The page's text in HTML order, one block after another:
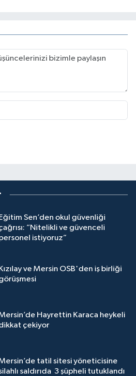
Sen’den okul güvenliği
“Nitelikli ve güvenceli
istiyoruz”
Kızılay ve Mersin OSB'den iş birliği
Hayrettin Karaca heykeli
çekiyor
tatil sitesi yöneticisine
saldırıda 3 şüpheli tutuklandı